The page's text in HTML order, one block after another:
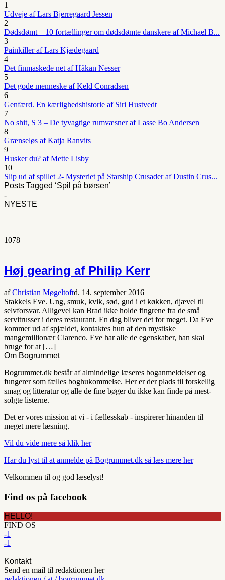
1
Udveje af Lars Bjerregaard Jessen
2
Dødsdømt – 10 fortællinger om dødsdømte danskere af Michael B...
3
Painkiller af Lars Kjædegaard
4
Det finmaskede net af Håkan Nesser
5
Det gode menneske af Keld Conradsen
6
Genfærd. En kærlighedshistorie af Siri Hustvedt
7
No shit, S 3 – De tyvagtige rumvæsner af Lasse Bo Andersen
8
Grænseløs af Katja Ranvits
9
Husker du? af Mette Lisby
10
Slip ud af spillet 2- Mysteriet på Starship Crusader af Dustin Crus...
Posts Tagged ‘Spil på børsen’
-
NYESTE
1078
Høj gearing af Philip Kerr
afChristian Møgeltoftd. 14. september 2016
Stakkels Eve. Ung, smuk, kvik, sød, gud i et køkken, djævel til
selvforsvar. Alligevel kan Brad ikke holde fingrene fra de små
servitrusser i deres restaurant. En dag bliver det for meget. Da Eve
kommer ud af spjældet, kontaktes hun af den mystiske
mangemillionær Clarenco. Eve har alle de egenskaber, han skal
bruge for at […]
Om Bogrummet
Bogrummet.dk består af almindelige læseres boganmeldelser og
fungerer som fælles boghukommelse. Her er der plads til forskellig
smag og litteratur og alle de fine bøger du ikke kan finde på mest-
solgte listerne.
Det er vores mission at vi - i fællesskab - inspirerer hinanden til
meget mere læsning.
Vil du vide mere så klik her
Har du lyst til at anmelde på Bogrummet.dk så læs mere her
Velkommen til og god læselyst!
Find os på facebook
HELLO!
FIND OS
-1
-1
Kontakt
Send en mail til redaktionen her